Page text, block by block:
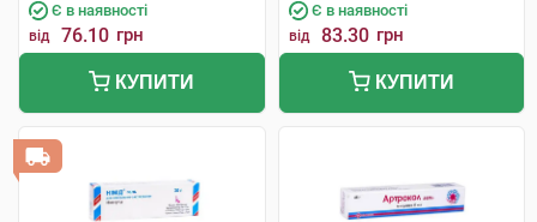
Є в наявності
від 76.10 грн
КУПИТИ
Є в наявності
від 83.30 грн
КУПИТИ